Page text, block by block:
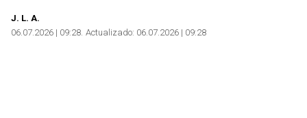
J. L. A.
06.07.2026 | 09:28 Actualizado: 06.07.2026 | 09:28